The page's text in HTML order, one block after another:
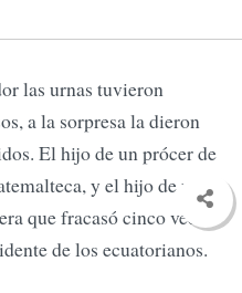
las urnas tuvieron
a la sorpresa la dieron
El hijo de un prócer de
y el hijo de un
que fracasó cinco veces
de los ecuatorianos.